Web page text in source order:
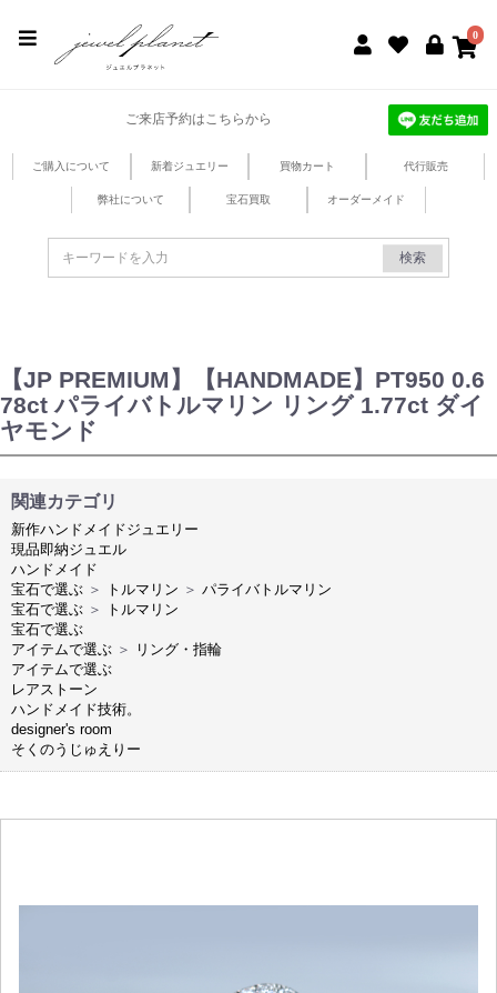
0
ご来店予約はこちらから
ご購入について 新着ジュエリー 買物カート 代行販売
弊社について 宝石買取 オーダーメイド
検索
【JP PREMIUM】【HANDMADE】PT950 0.6
78ct パライバトルマリン リング 1.77ct ダイ
ヤモンド
関連カテゴリ
新作ハンドメイドジュエリー
現品即納ジュエル
ハンドメイド
宝石で選ぶ ＞ トルマリン ＞ パライバトルマリン
宝石で選ぶ ＞
トルマリン
宝石で選ぶ
アイテムで選ぶ ＞
リング・指輪
アイテムで選ぶ
レアストーン
ハンドメイド技術。
designer's room
そくのうじゅえりー